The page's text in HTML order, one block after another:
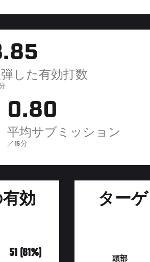
した有効打数
0.80
平均サブミッション
／15分
効
51 (81%)
ター
頭部